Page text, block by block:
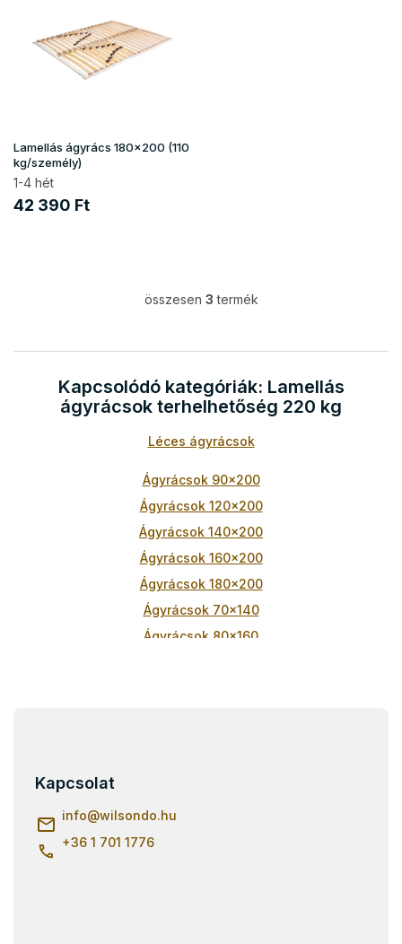
Lamellás ágyrács 180x200 (110
kg/személy)
1-4 hét
42 390 Ft
L
t
i
r
n
í
á
s
l
e
m
e
i
összesen 3 termék
Kapcsolódó kategóriák: Lamellás
ágyrácsok terhelhetőség 220 kg
Léces ágyrácsok
Ágyrácsok 90x200
Ágyrácsok 120x200
Ágyrácsok 140x200
Ágyrácsok 160x200
Ágyrácsok 180x200
Ágyrácsok 70x140
Ágyrácsok 80x160
Kapcsolat
info@wilsondo.hu
+36 1 701 1776